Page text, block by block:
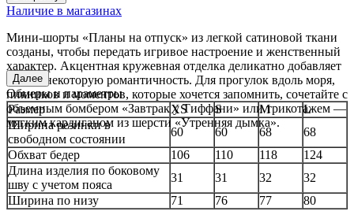
Наличие в магазинах
Мини-шорты «Планы на отпуск» из легкой сатиновой ткани
созданы, чтобы передать игривое настроение и женственный
характер. Акцентная кружевная отделка деликатно добавляет
образу некоторую романтичность. Для прогулок вдоль моря,
пикников и моментов, которые хочется запомнить, сочетайте с
объемным бомбером «Завтрак у Тиффани» или трикотажем —
мягким кардиганом из шерсти «Утренняя дымка».
Далее
Обмеры и параметры
Размер
XS S M
L
Ширина резинки в
свободном состоянии
60 60 68
68
Обхват бедер
106 110 118
124
Длина изделия по боковому
шву с учетом пояса
31 31 32
32
Ширина по низу
71 76 77 80